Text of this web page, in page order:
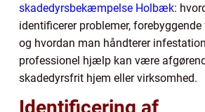
skadedyrsbekæmpelse Holbæk:
identificerer problemer,
og hvordan man håndterer
professionel hjælp kan være
skadedyrsfrit hjem eller virksomhed.
Identificering af